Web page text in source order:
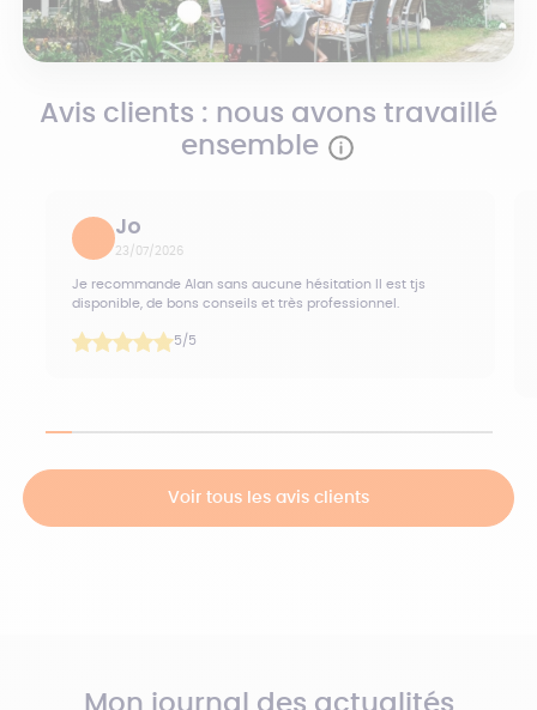
Avis clients : nous avons travaillé
ensemble
Jo
23/07/2026
Je recommande Alan sans aucune hésitation Il est tjs
disponible, de bons conseils et très professionnel.
5/5
Voir tous les avis clients